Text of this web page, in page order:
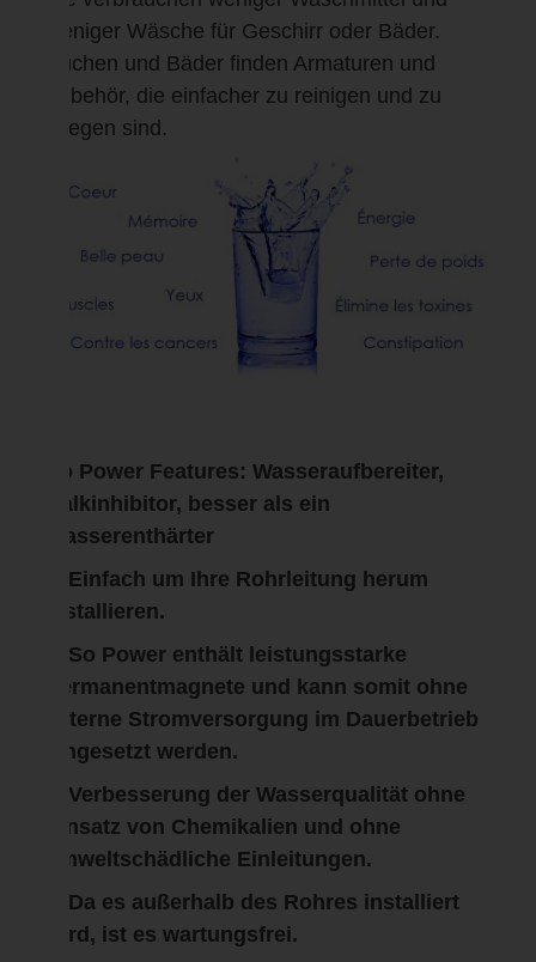
wenigerWäsche für Geschirr oder Bäder.
Küchen und Bäder finden Armaturen und
Zubehör, die einfacher zu reinigen und zu
pflegen sind.
So Power Features: Wasseraufbereiter,
Kalkinhibitor, besser als ein
Wasserenthärter
◆ Einfach um Ihre Rohrleitung herum
installieren.
◆ So Power enthält leistungsstarke
Permanentmagnete und kann somit ohne
externe Stromversorgung im Dauerbetrieb
eingesetzt werden.
◆ Verbesserung der Wasserqualität ohne
Einsatz von Chemikalien und ohne
umweltschädliche Einleitungen.
◆ Da es außerhalb des Rohres installiert
wird, ist es wartungsfrei.